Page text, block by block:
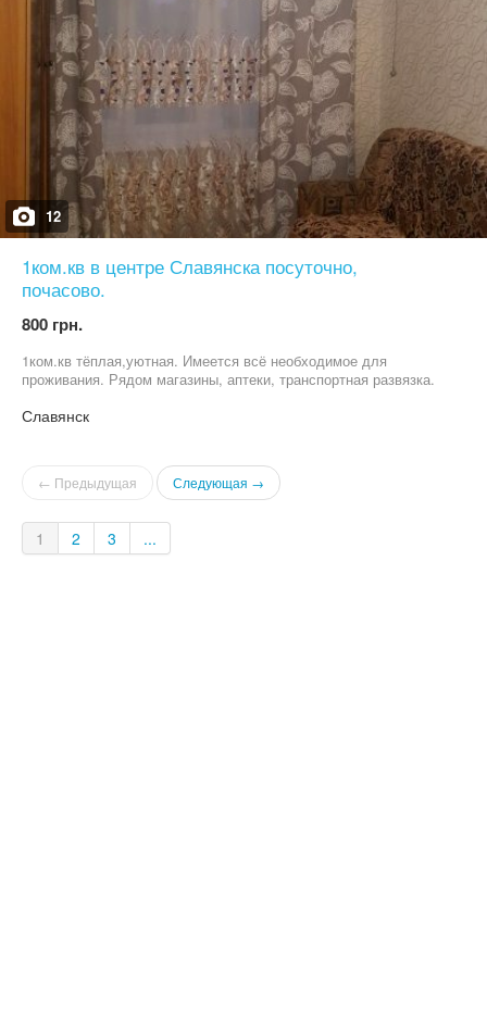
12
1ком.кв в центре Славянска посуточно,
почасово.
800 грн.
1ком.кв тёплая,уютная. Имеется всё необходимое для
проживания. Рядом магазины, аптеки, транспортная развязка.
Славянск
← Предыдущая Следующая →
1 2 3 ...